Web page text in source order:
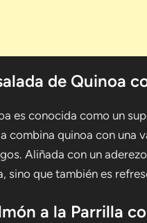
de Quinoa
es conocida como un
combina quinoa con una
Aliñada con un
sino que también es
a la Parrilla